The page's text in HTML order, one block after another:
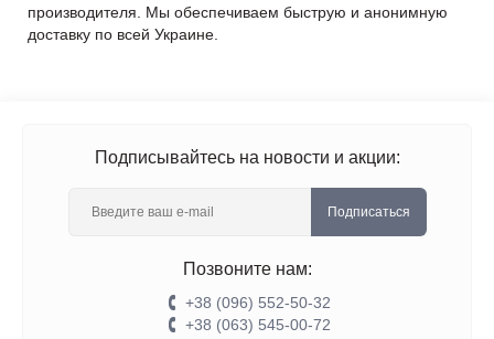
производителя. Мы обеспечиваем быструю и анонимную
доставку по всей Украине.
Подписывайтесь на новости и акции:
Подписаться
Позвоните нам:
+38 (096) 552-50-32
+38 (063) 545-00-72